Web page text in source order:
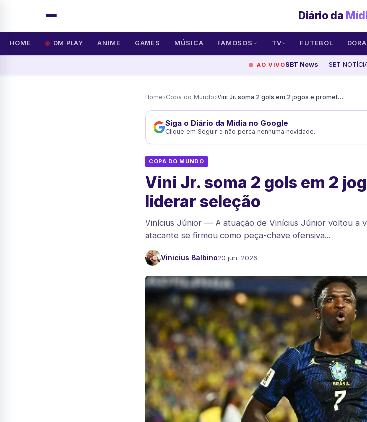
Diário da
HOME DM PLAY ANIME GAMES MÚSICA FAMOSOS TV FUTEBOL
AO VIVOSBT News — SBT
Home›Copa do Mundo› Vini Jr. soma 2 gols em 2 jogos e promete liderar seleção
Siga o Diário da Mídia no Google
Clique em Seguir e não perca nenhuma novidade.
COPA DO MUNDO
Vini Jr. soma 2 gols em 2
liderar seleção
Vinícius Júnior — A atuação de Vinícius Júnior voltou a
atacante se firmou como peça-chave ofensiva...
Vinicius Balbino20 jun. 2026